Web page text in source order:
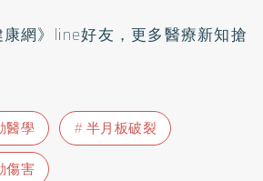
康網》line好友 ，更多醫療新知搶
醫學
半月板破裂
傷害